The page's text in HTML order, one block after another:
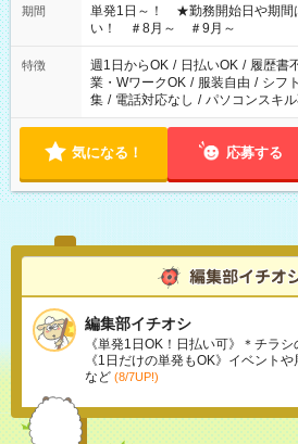
期間
単発1日～！ ★勤務開始日や期間
い！ ＃8月～ ＃9月～
特徴 週1日からOK / 日払いOK / 履歴書
業・WワークOK / 服装自由 / シフ
集 / 電話対応なし / パソコンスキ
気になる！ 応募する
編集部イチオシ
《単発1日OK！日払い可》＊チラシ
《1日だけの単発もOK》イベント
など (8/7UP!)